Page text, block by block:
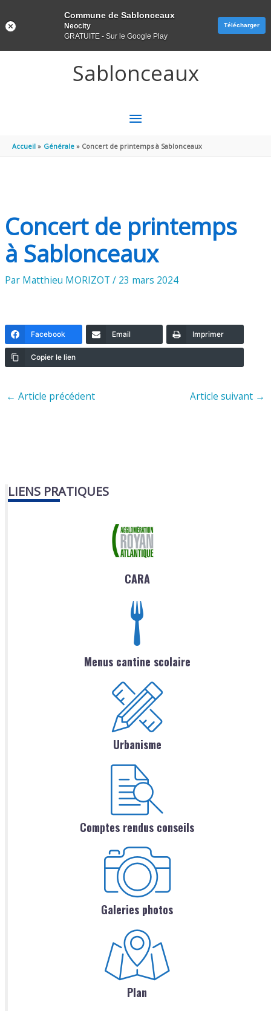
Sablonceaux
MENU
PRINCIPAL
Accueil Générale Concert de printemps à Sablonceaux
Concert de printemps
à Sablonceaux
Par Matthieu MORIZOT/ 23 mars 2024
Facebook Email Imprimer
Copier le lien
← Article précédent Article suivant →
LIENS PRATIQUES
CARA
Menus cantine scolaire
Urbanisme
Comptes rendus conseils
Galeries photos
Plan
Commune de Sablonceaux
Neocity
GRATUITE - Sur le Google Play
Télécharger